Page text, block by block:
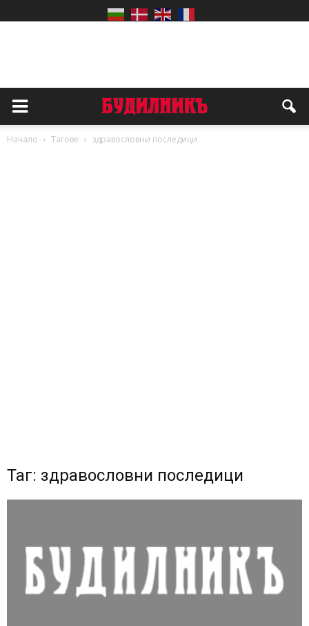
Начало Тагове здравословни последици
Таг: здравословни последици